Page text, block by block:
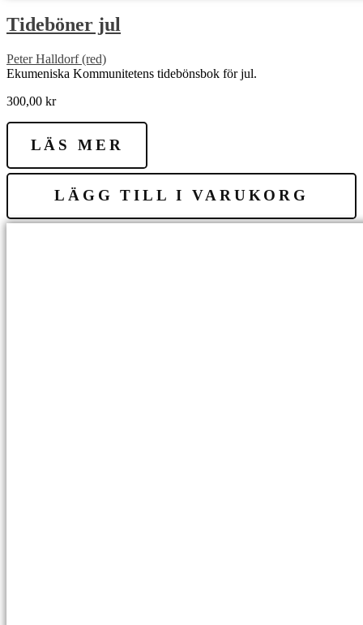
Tideböner jul
Peter Halldorf (red)
Ekumeniska Kommunitetens tidebönsbok för jul.
300,00 kr
LÄS MER
LÄGG TILL I VARUKORG